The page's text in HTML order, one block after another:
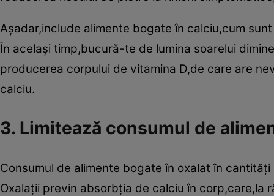
Aşadar,include alimente bogate în calciu,cum
În acelaşi timp,bucură-te de lumina soarelui
producerea corpului de vitamina D,de care are
calciu.
3. Limitează consumul de
Consumul de alimente bogate în oxalat în
Oxalaţii previn absorbţia de calciu în corp,care,la